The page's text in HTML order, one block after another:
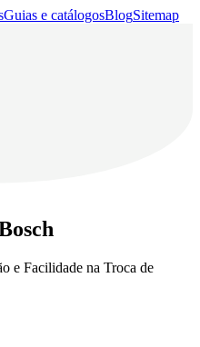
Guias e catálogosBlogSitemap
e Facilidade na Troca de